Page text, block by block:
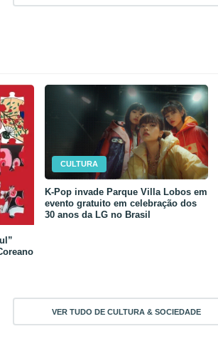
CULTURA
K-Pop invade Parque Villa Lobos em
evento gratuito em celebração dos
30 anos da LG no Brasil
VER TUDO DE CULTURA & SOCIEDADE